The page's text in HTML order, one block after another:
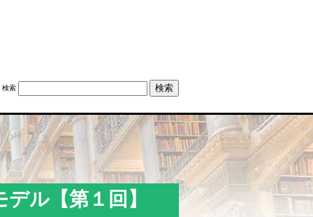
検索
ル【第１回】